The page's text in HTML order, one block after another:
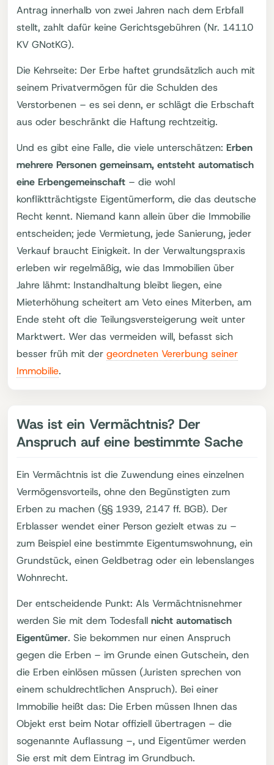
Antrag innerhalb von zwei Jahren nach dem Erbfall
stellt, zahlt dafür keine Gerichtsgebühren (Nr. 14110
KV GNotKG).
Die Kehrseite: Der Erbe haftet grundsätzlich auch mit
seinem Privatvermögen für die Schulden des
Verstorbenen – es sei denn, er schlägt die Erbschaft
aus oder beschränkt die Haftung rechtzeitig.
Und es gibt eine Falle, die viele unterschätzen: Erben
mehrere Personen gemeinsam, entsteht automatisch
eine Erbengemeinschaft – die wohl
konfliktträchtigste Eigentümerform, die das deutsche
Recht kennt. Niemand kann allein über die Immobilie
entscheiden; jede Vermietung, jede Sanierung, jeder
Verkauf braucht Einigkeit. In der Verwaltungspraxis
erleben wir regelmäßig, wie das Immobilien über
Jahre lähmt: Instandhaltung bleibt liegen, eine
Mieterhöhung scheitert am Veto eines Miterben, am
Ende steht oft die Teilungsversteigerung weit unter
Marktwert. Wer das vermeiden will, befasst sich
besser früh mit der geordneten Vererbung seiner
Immobilie.
Was ist ein Vermächtnis? Der
Anspruch auf eine bestimmte Sache
Ein Vermächtnis ist die Zuwendung eines einzelnen
Vermögensvorteils, ohne den Begünstigten zum
Erben zu machen (§§ 1939, 2147 ff. BGB). Der
Erblasser wendet einer Person gezielt etwas zu –
zum Beispiel eine bestimmte Eigentumswohnung, ein
Grundstück, einen Geldbetrag oder ein lebenslanges
Wohnrecht.
Der entscheidende Punkt: Als Vermächtnisnehmer
werden Sie mit dem Todesfall nicht automatisch
Eigentümer. Sie bekommen nur einen Anspruch
gegen die Erben – im Grunde einen Gutschein, den
die Erben einlösen müssen (Juristen sprechen von
einem schuldrechtlichen Anspruch). Bei einer
Immobilie heißt das: Die Erben müssen Ihnen das
Objekt erst beim Notar offiziell übertragen – die
sogenannte Auflassung –, und Eigentümer werden
Sie erst mit dem Eintrag im Grundbuch.